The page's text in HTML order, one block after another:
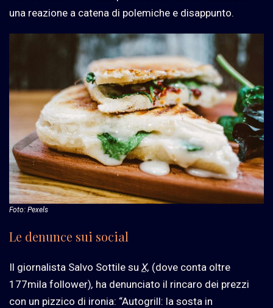
una reazione a catena di polemiche e disappunto.
Foto: Pexels
Le denunce sui social
Il giornalista Salvo Sottile su X, (dove conta oltre
177mila follower), ha denunciato il rincaro dei prezzi
con un pizzico di ironia: “Autogrill: la sosta in